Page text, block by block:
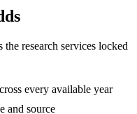
research services locked
every available year
and source